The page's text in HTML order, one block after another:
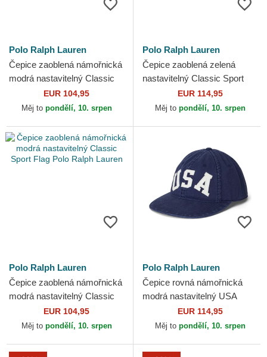
Polo Ralph Lauren
Čepice zaoblená námořnická
modrá nastavitelný Classic
Sport Twill Woven Polo Ralph
Lauren
EUR 104,95
Měj to pondělí, 10. srpen
Polo Ralph Lauren
Čepice zaoblená zelená
nastavitelný Classic Sport
Twill Bear Polo Ralph Lauren
EUR 114,95
Měj to pondělí, 10. srpen
Polo Ralph Lauren
Čepice zaoblená námořnická
modrá nastavitelný Classic
Sport Flag Polo Ralph Lauren
EUR 104,95
Měj to pondělí, 10. srpen
Polo Ralph Lauren
Čepice rovná námořnická
modrá nastavitelný USA
Appliqued Twill Polo Ralph
Lauren
EUR 114,95
Měj to pondělí, 10. srpen